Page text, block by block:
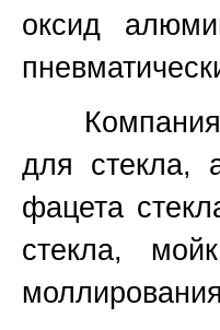
оксид
Компания
для стекла,
фацета
стекла,